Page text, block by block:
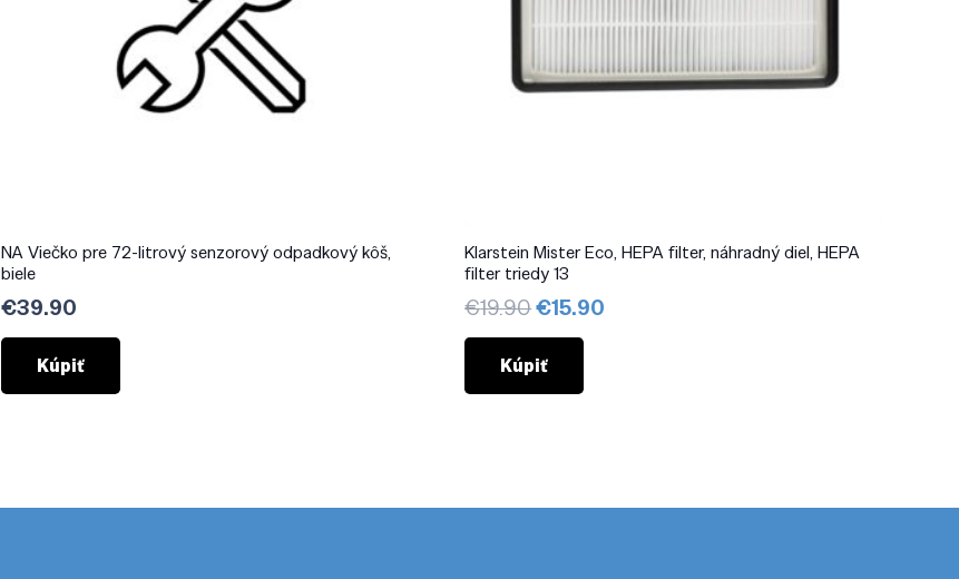
NA Viečko pre 72-litrový senzorový odpadkový kôš,
biele
€39.90
Kúpiť
Klarstein Mister Eco, HEPA filter, náhradný diel, HEPA
filter triedy 13
€19.90Pôvodná
cena
bola:
€19.90.
€15.90
Kúpiť